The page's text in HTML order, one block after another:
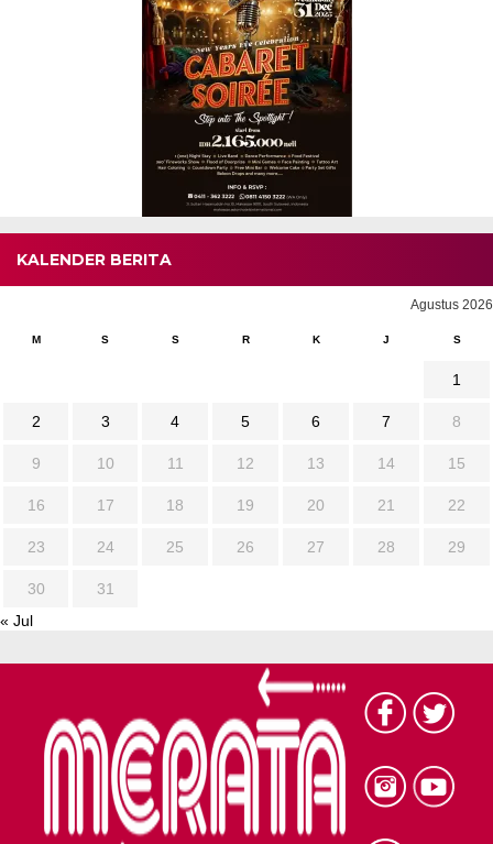
KALENDER BERITA
Agustus 2026
M S S R K J S
1
2 3 4 5 6 7 8
9 10 11 12 13 14 15
16 17 18 19 20 21 22
23 24 25 26 27 28 29
30
31
« Jul